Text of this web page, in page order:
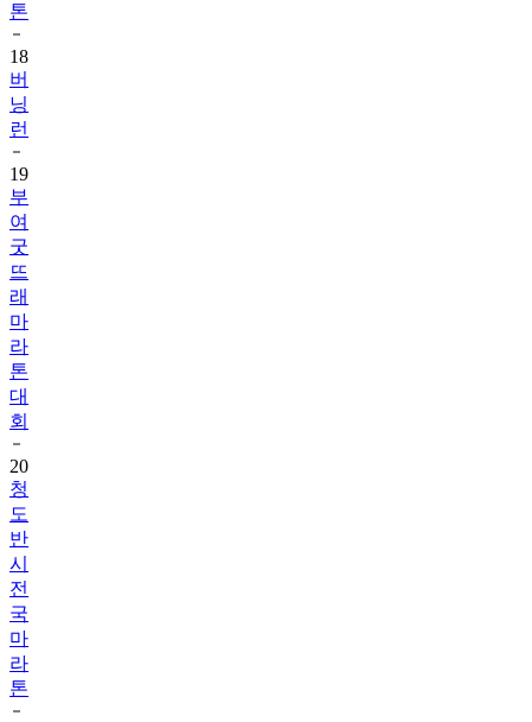
톤
18
버
닝
런
19
부
여
굿
뜨
래
마
라
톤
대
회
20
청
도
반
시
전
국
마
라
톤